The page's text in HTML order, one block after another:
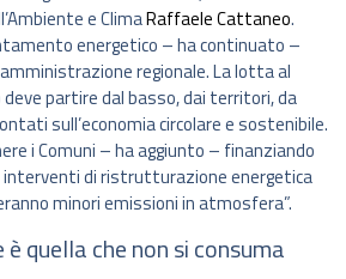
e ClimaRaffaele Cattaneo.
energetico – ha continuato –
regionale. La lotta al
partire dal basso, dai territori, da
sull’economia circolare e sostenibile.
i Comuni – ha aggiunto – finanziando
interventi di ristrutturazione energetica
minori emissioni in atmosfera”.
è quella che non si consuma